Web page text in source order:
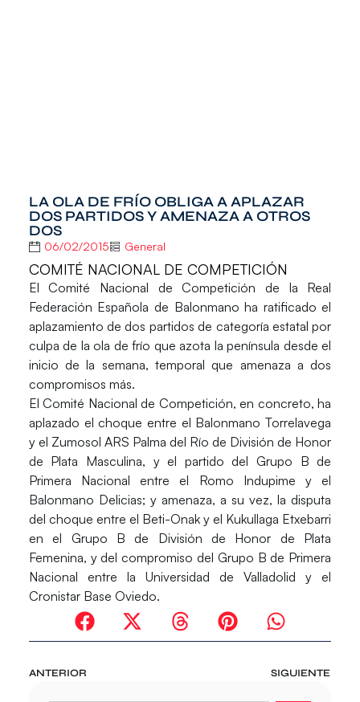
LA OLA DE FRÍO OBLIGA A APLAZAR
DOS PARTIDOS Y AMENAZA A OTROS
DOS
06/02/2015 General
COMITÉ NACIONAL DE COMPETICIÓN
ElComité Nacional de Competición de la Real
Federación Española de Balonmano ha ratificado el
aplazamiento de dos partidos de categoría estatal por
culpa de la ola de frío que azota la península desde el
inicio de la semana, temporal que amenaza a dos
compromisos más.
El Comité Nacional de Competición, en concreto, ha
aplazado el choque entre el Balonmano Torrelavega
y el Zumosol ARS Palma del Río de División de Honor
de Plata Masculina, y el partido del Grupo B de
Primera Nacional entre el Romo Indupime y el
Balonmano Delicias; y amenaza, a su vez, la disputa
del choque entre el Beti-Onak y el Kukullaga Etxebarri
en el Grupo B de División de Honor de Plata
Femenina, y del compromiso del Grupo B de Primera
Nacional entre la Universidad de Valladolid y el
Cronistar Base Oviedo.
ANTERIOR SIGUIENTE